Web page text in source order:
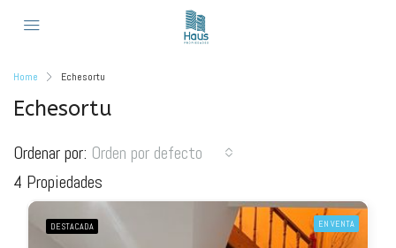
Home Echesortu
Echesortu
4 Propiedades
Ordenar por: Orden por defecto
DESTACADA EN VENTA